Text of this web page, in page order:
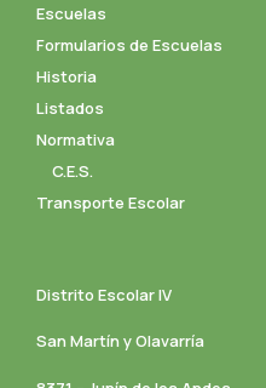
Escuelas
Formularios de Escuelas
Historia
Listados
Normativa
C.E.S.
Transporte Escolar
Distrito Escolar IV
San Martín y Olavarría